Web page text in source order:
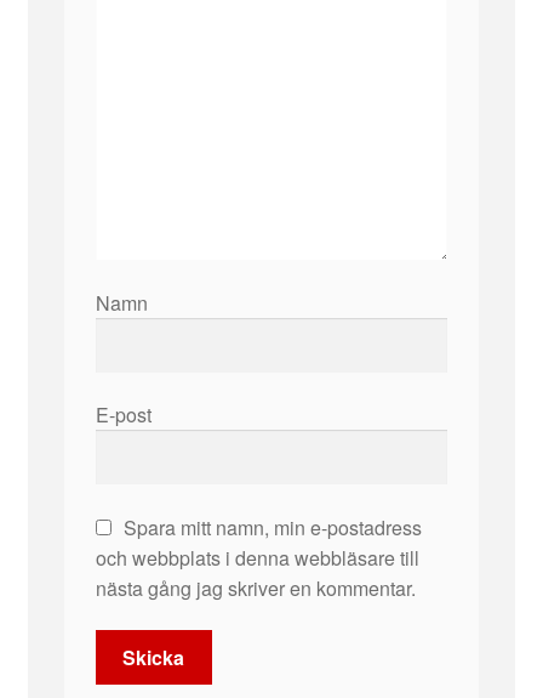
Namn
E-post
Spara mitt namn, min e-postadress
och webbplats i denna webbläsare till
nästa gång jag skriver en kommentar.